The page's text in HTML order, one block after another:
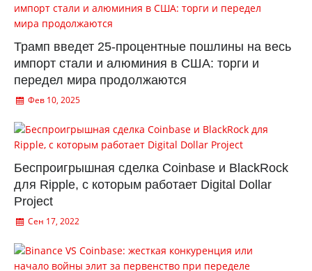
Трамп введет 25-процентные пошлины на весь
импорт стали и алюминия в США: торги и
передел мира продолжаются
Фев 10, 2025
Беспроигрышная сделка Coinbase и BlackRock
для Ripple, с которым работает Digital Dollar
Project
Сен 17, 2022